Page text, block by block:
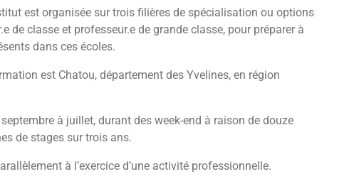
est organisée sur trois filières de spécialisation ou options
de classe et professeur.e de grande classe, pour préparer à
dans ces écoles.
est Chatou, département des Yvelines, en région
à juillet, durant des week-end à raison de douze
de stages sur trois ans.
à l’exercice d’une activité professionnelle.